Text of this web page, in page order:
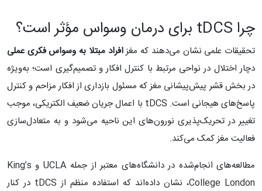
چرا tDCS برای درمان وسواس مؤثر است؟
تحقیقات علمی نشان می‌دهند که مغزافراد مبتلا به وسواس فکری عملی
دچار اختلال در نواحی مرتبط با کنترل افکار و تصمیم‌گیری است؛ به‌ویژه
در بخش قشر پیش‌پیشانی مغز که مسئول بازداری از افکار مزاحم و کنترل
پاسخ‌های هیجانی است. tDCS با اعمال جریان ضعیف الکتریکی، موجب
تغییر در تحریک‌پذیری نورون‌های این ناحیه می‌شود و به متعادل‌سازی
فعالیت مغز کمک می‌کند.
مطالعه‌های انجام‌شده در دانشگاه‌های معتبر از جمله UCLA و King’s
College London، نشان داده‌اند که استفاده منظم از tDCS در کنار